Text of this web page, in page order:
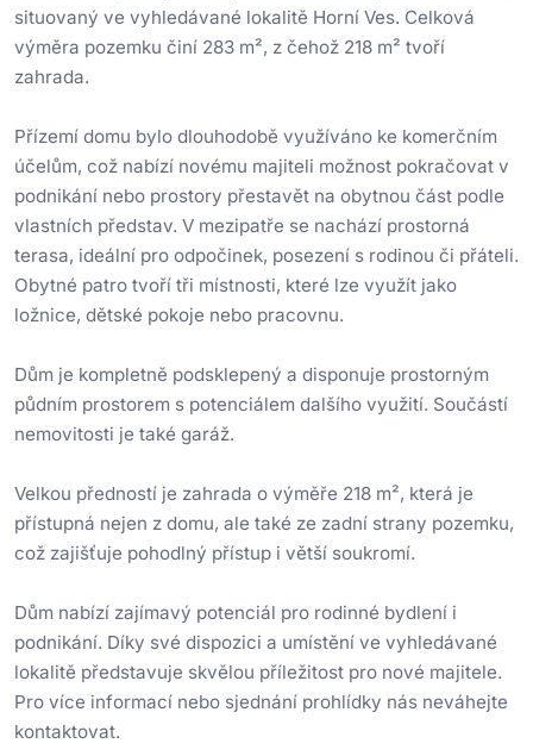
situovaný ve vyhledávané lokalitě Horní Ves. Celková
výměra pozemku činí 283 m², z čehož 218 m² tvoří
zahrada.
Přízemí domu bylo dlouhodobě využíváno ke komerčním
účelům, což nabízí novému majiteli možnost pokračovat v
podnikání nebo prostory přestavět na obytnou část podle
vlastních představ. V mezipatře se nachází prostorná
terasa, ideální pro odpočinek, posezení s rodinou či přáteli.
Obytné patro tvoří tři místnosti, které lze využít jako
ložnice, dětské pokoje nebo pracovnu.
Dům je kompletně podsklepený a disponuje prostorným
půdním prostorem s potenciálem dalšího využití. Součástí
nemovitosti je také garáž.
Velkou předností je zahrada o výměře 218 m², která je
přístupná nejen z domu, ale také ze zadní strany pozemku,
což zajišťuje pohodlný přístup i větší soukromí.
Dům nabízí zajímavý potenciál pro rodinné bydlení i
podnikání. Díky své dispozici a umístění ve vyhledávané
lokalitě představuje skvělou příležitost pro nové majitele.
Pro více informací nebo sjednání prohlídky nás neváhejte
kontaktovat.